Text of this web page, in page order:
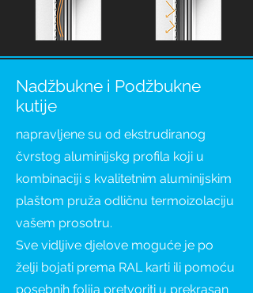
Nadžbukne i Podžbukne
kutije
napravljene su od ekstrudiranog
čvrstog aluminijskg profila koji u
kombinaciji s kvalitetnim aluminijskim
plaštom pruža odličnu termoizolaciju
vašem prosotru.
Sve vidljive djelove moguće je po
želji bojati prema RAL karti ili pomoću
posebnih folija pretvoriti u prekrasan